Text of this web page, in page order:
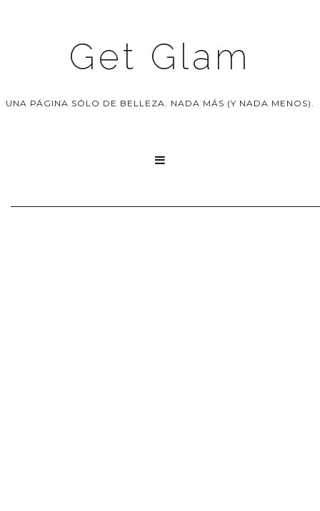
Get Glam
UNA PÁGINA SÓLO DE BELLEZA. NADA MÁS (Y NADA MENOS).
